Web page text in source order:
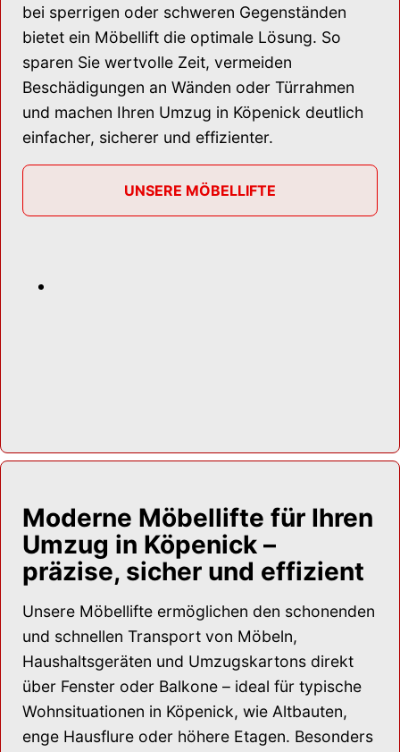
bei sperrigen oder schweren Gegenständen
bietet ein Möbellift die optimale Lösung. So
sparen Sie wertvolle Zeit, vermeiden
Beschädigungen an Wänden oder Türrahmen
und machen Ihren Umzug in Köpenick deutlich
einfacher, sicherer und effizienter.
UNSERE MÖBELLIFTE
Moderne Möbellifte für Ihren
Umzug in Köpenick –
präzise, sicher und effizient
Unsere Möbellifte ermöglichen den schonenden
und schnellen Transport von Möbeln,
Haushaltsgeräten und Umzugskartons direkt
über Fenster oder Balkone – ideal für typische
Wohnsituationen in Köpenick, wie Altbauten,
enge Hausflure oder höhere Etagen. Besonders